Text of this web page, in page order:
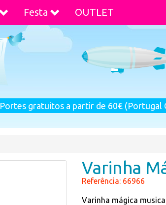
Festa OUTLET
Portes gratuitos a partir de 60€ (Portugal
Varinha
Referência: 66966
Varinha mágica